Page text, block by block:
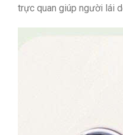
trực quan giúp người lái